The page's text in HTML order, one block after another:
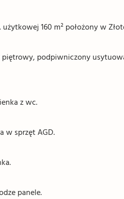
160 m² położony w
podpiwniczony
z wc.
w sprzęt AGD.
panele.